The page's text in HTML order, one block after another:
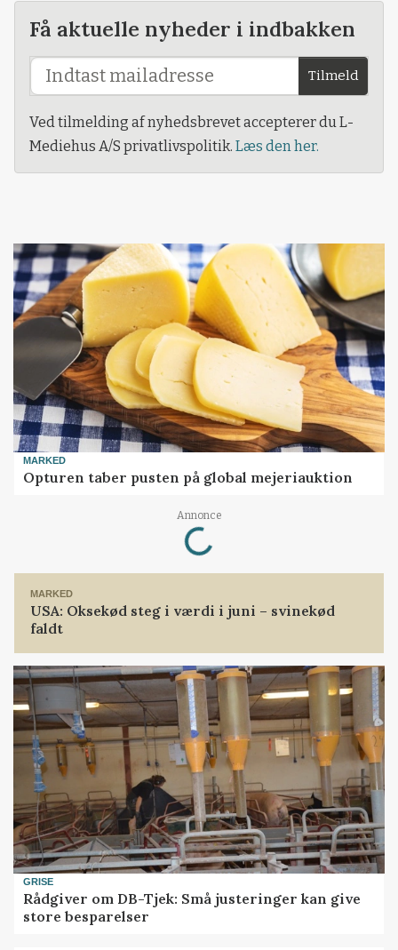
Få aktuelle nyheder i indbakken
Tilmeld
Ved tilmelding af nyhedsbrevet accepterer du L-
Mediehus A/S privatlivspolitik. Læs den her.
MARKED
Opturen taber pusten på global mejeriauktion
Annonce
Loading...
MARKED
USA: Oksekød steg i værdi i juni – svinekød
faldt
GRISE
Rådgiver om DB-Tjek: Små justeringer kan give
store besparelser